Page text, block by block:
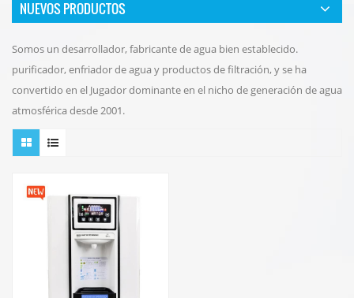
NUEVOS PRODUCTOS
Somos un desarrollador, fabricante de agua bien establecido.
purificador, enfriador de agua y productos de filtración, y se ha
convertido en el Jugador dominante en el nicho de generación de agua
atmosférica desde 2001.